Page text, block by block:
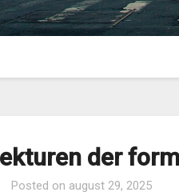
der
Posted on august 29, 2025